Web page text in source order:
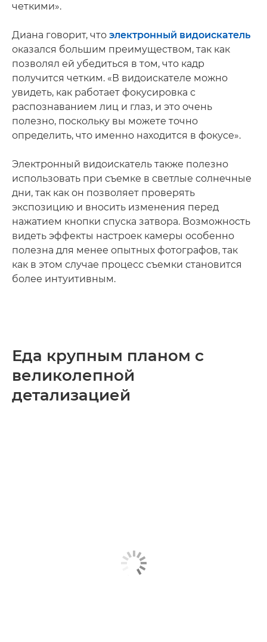
четкими».
Диана говорит, что электронный видоискатель
оказался большим преимуществом, так как
позволял ей убедиться в том, что кадр
получится четким. «В видоискателе можно
увидеть, как работает фокусировка с
распознаванием лиц и глаз, и это очень
полезно, поскольку вы можете точно
определить, что именно находится в фокусе».
Электронный видоискатель также полезно
использовать при съемке в светлые солнечные
дни, так как он позволяет проверять
экспозицию и вносить изменения перед
нажатием кнопки спуска затвора. Возможность
видеть эффекты настроек камеры особенно
полезна для менее опытных фотографов, так
как в этом случае процесс съемки становится
более интуитивным.
Еда крупным планом с
великолепной
детализацией